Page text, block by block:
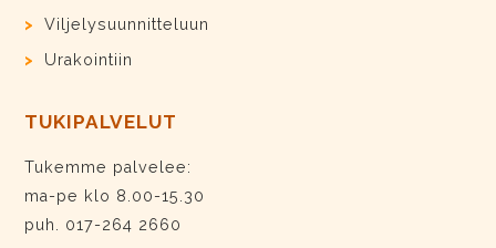
Viljelysuunnitteluun
Urakointiin
TUKIPALVELUT
Tukemme palvelee:
ma-pe klo 8.00-15.30
puh. 017-264 2660